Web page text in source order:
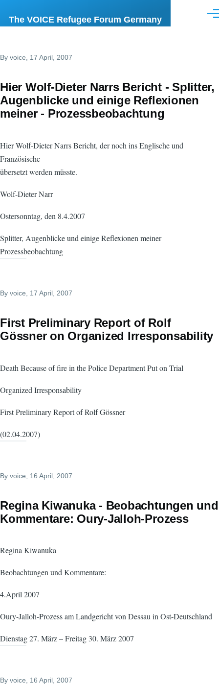
The VOICE Refugee Forum Germany
By voice , 17 April, 2007
Hier Wolf-Dieter Narrs Bericht - Splitter,
Augenblicke und einige Reflexionen
meiner - Prozessbeobachtung
Hier Wolf-Dieter Narrs Bericht, der noch ins Englische und
Französische
übersetzt werden müsste.
Wolf-Dieter Narr
Ostersonntag, den 8.4.2007
Splitter, Augenblicke und einige Reflexionen meiner
Prozessbeobachtung
By voice , 17 April, 2007
First Preliminary Report of Rolf
Gössner on Organized Irresponsability
Death Because of fire in the Police Department Put on Trial
Organized Irresponsability
First Preliminary Report of Rolf Gössner
(02.04.2007)
By voice , 16 April, 2007
Regina Kiwanuka - Beobachtungen und
Kommentare: Oury-Jalloh-Prozess
Regina Kiwanuka
Beobachtungen und Kommentare:
4.April 2007
Oury-Jalloh-Prozess am Landgericht von Dessau in Ost-Deutschland
Dienstag 27. März – Freitag 30. März 2007
By voice, 16 April, 2007